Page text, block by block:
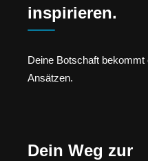
inspirieren.
Deine Botschaft
Ansätzen.
Dein Weg zur